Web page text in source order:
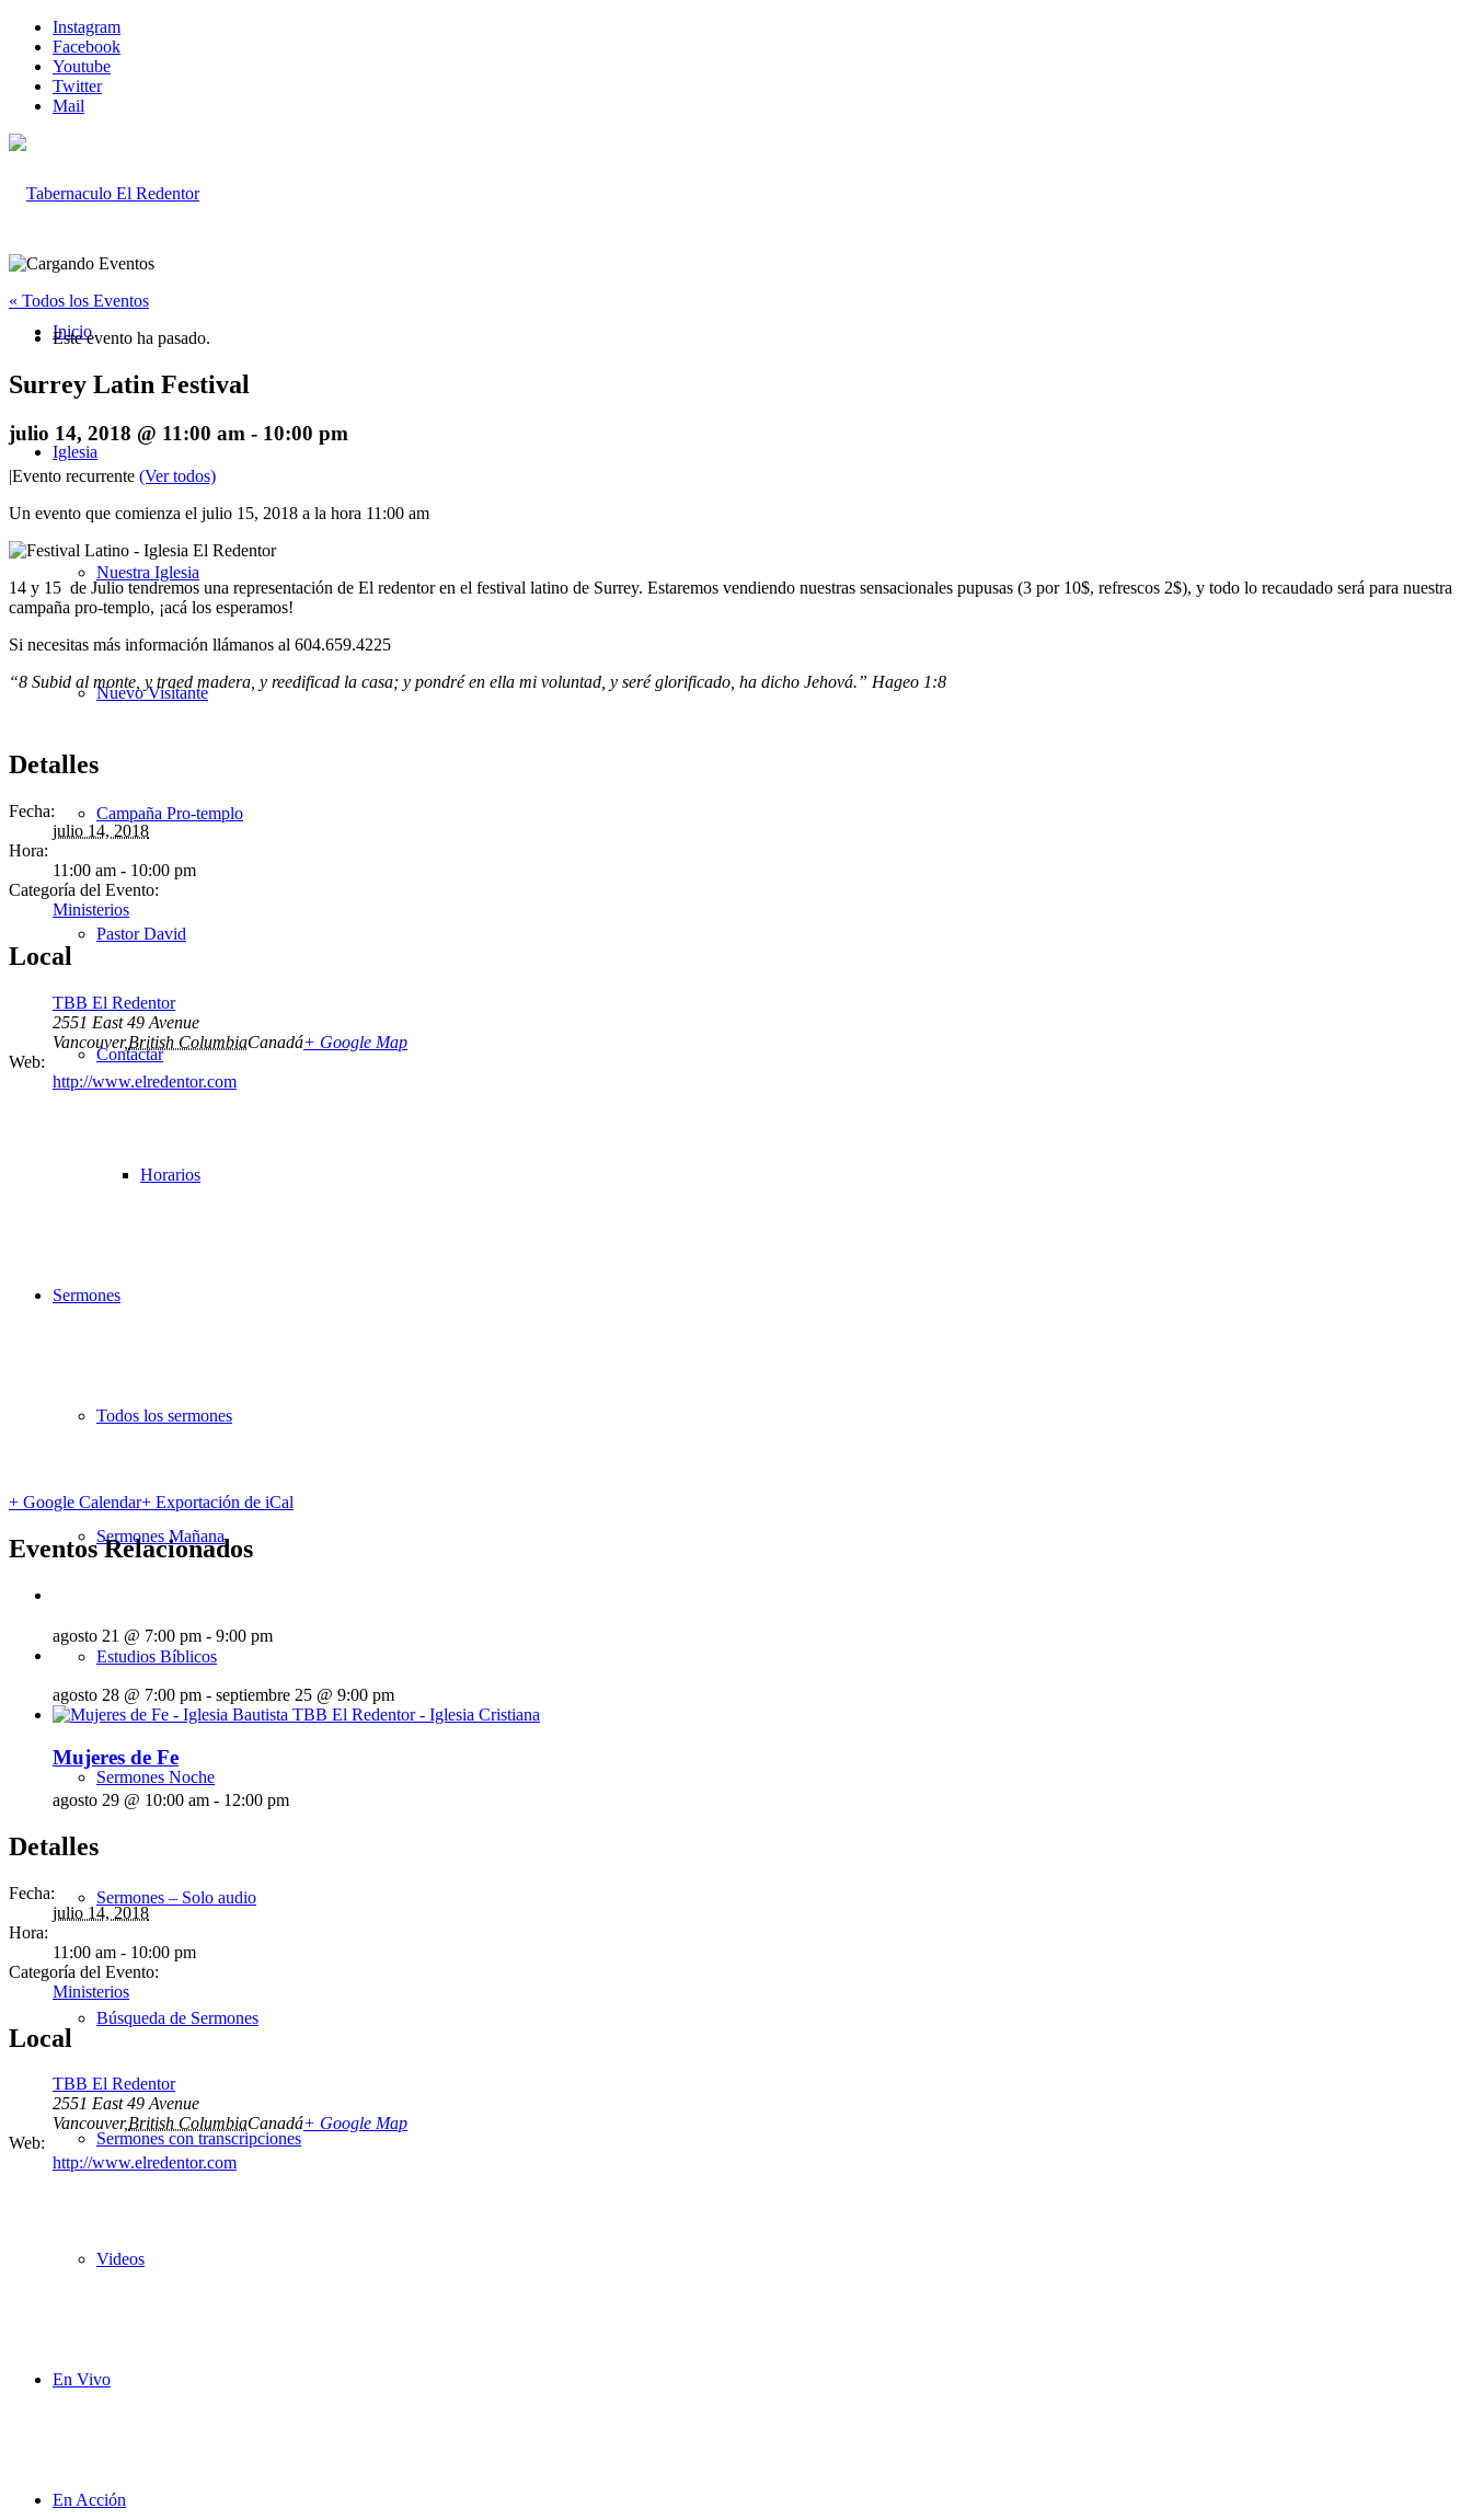
Instagram
Facebook
Youtube
Twitter
Mail
Inicio
Iglesia
Nuestra Iglesia
Nuevo Visitante
Campaña Pro-templo
Pastor David
Contactar
Horarios
Sermones
Todos los sermones
Sermones Mañana
Estudios Bíblicos
Sermones Noche
Sermones – Solo audio
Búsqueda de Sermones
Sermones con transcripciones
Videos
En Vivo
En Acción
« Todos los Eventos
Este evento ha pasado.
Surrey Latin Festival
julio 14, 2018 @ 11:00 am - 10:00 pm
|Evento recurrente (Ver todos)
Un evento que comienza el julio 15, 2018 a la hora 11:00 am
14 y 15 de Julio tendremos una representación de El redentor en el festival latino de Surrey. Estaremos vendiendo nuestras sensacionales pupusas (3 por 10$, refrescos 2$), y todo lo recaudado será para nuestra
campaña pro-templo, ¡acá los esperamos!
Si necesitas más información llámanos al 604.659.4225
“8 Subid al monte, y traed madera, y reedificad la casa; y pondré en ella mi voluntad, y seré glorificado, ha dicho Jehová.” Hageo 1:8
Detalles
Fecha:
julio 14, 2018
Hora:
11:00 am - 10:00 pm
Categoría del Evento:
Ministerios
Local
TBB El Redentor
2551 East 49 Avenue
Vancouver,British ColumbiaCanadá+ Google Map
Web:
http://www.elredentor.com
+ Google Calendar+ Exportación de iCal
Eventos Relacionados
agosto 21 @ 7:00 pm - 9:00 pm
agosto 28 @ 7:00 pm - septiembre 25 @ 9:00 pm
Mujeres de Fe
agosto 29 @ 10:00 am - 12:00 pm
Detalles
Fecha:
julio 14, 2018
Hora:
11:00 am - 10:00 pm
Categoría del Evento:
Ministerios
Local
TBB El Redentor
2551 East 49 Avenue
Vancouver,British ColumbiaCanadá+ Google Map
Web:
http://www.elredentor.com